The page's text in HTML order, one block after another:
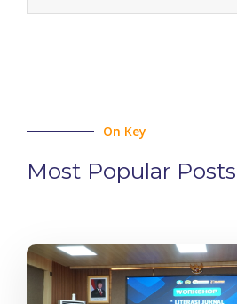
On Key
Most Popular Posts